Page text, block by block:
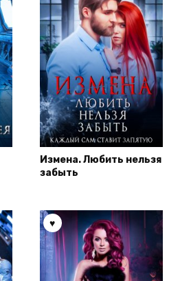
Измена. Любить нельзя
забыть